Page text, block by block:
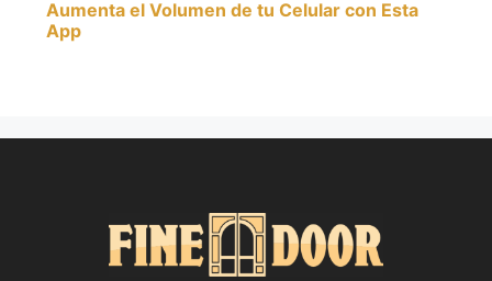
Aumenta el Volumen de tu Celular con Esta
App